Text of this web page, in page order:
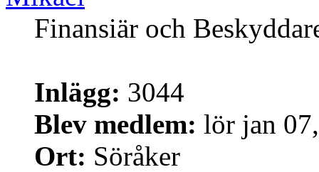
Finansiär och
Inlägg: 3044
Blev medlem: lör jan
Ort: Söråker